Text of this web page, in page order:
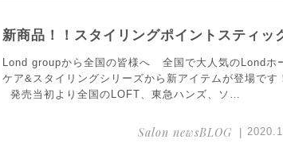
新商品！！スタイリングポイントスティッ
Lond groupから全国の皆様へ 全国で大人気のLondホ
ケア&スタイリングシリーズから新アイテムが登場です
発売当初より全国のLOFT、東急ハンズ、ソ…
Salon newsBLOG